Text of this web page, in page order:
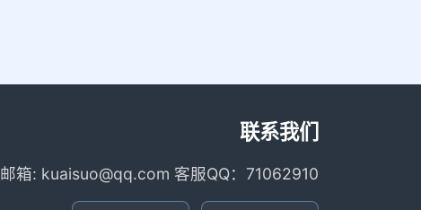
联系我们
邮箱: kuaisuo@qq.com 客服QQ：71062910